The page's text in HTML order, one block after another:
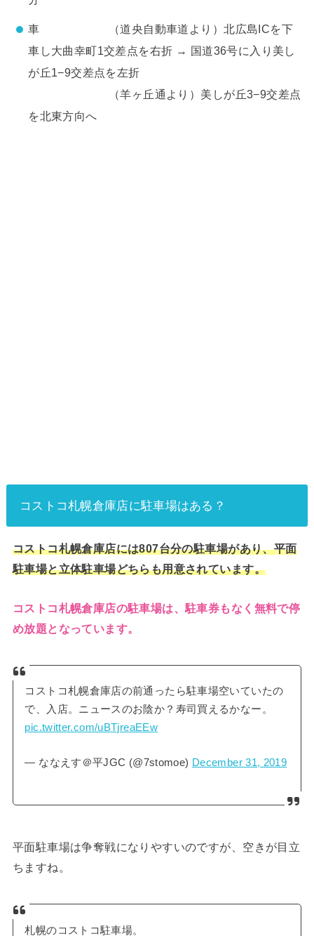
車 （道央自動車道より）北広島ICを下
車し大曲幸町1交差点を右折 → 国道36号に入り美し
が丘1−9交差点を左折
（羊ヶ丘通より）美しが丘3−9交差点
を北東方向へ
コストコ札幌倉庫店に駐車場はある？
コストコ札幌倉庫店には807台分の駐車場があり、平面
駐車場と立体駐車場どちらも用意されています。
コストコ札幌倉庫店の駐車場は、駐車券もなく無料で停
め放題となっています。
コストコ札幌倉庫店の前通ったら駐車場空いていたの
で、入店。ニュースのお陰か？寿司買えるかなー。
pic.twitter.com/uBTjreaEEw
— ななえす＠平JGC (@7stomoe) December 31, 2019
平面駐車場は争奪戦になりやすいのですが、空きが目立
ちますね。
札幌のコストコ駐車場。